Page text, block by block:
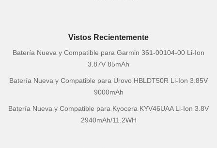
Vistos Recientemente
Batería Nueva y Compatible para Garmin 361-00104-00 Li-Ion
3.87V 85mAh
Batería Nueva y Compatible para Urovo HBLDT50R Li-Ion 3.85V
9000mAh
Batería Nueva y Compatible para Kyocera KYV46UAA Li-Ion 3.8V
2940mAh/11.2WH